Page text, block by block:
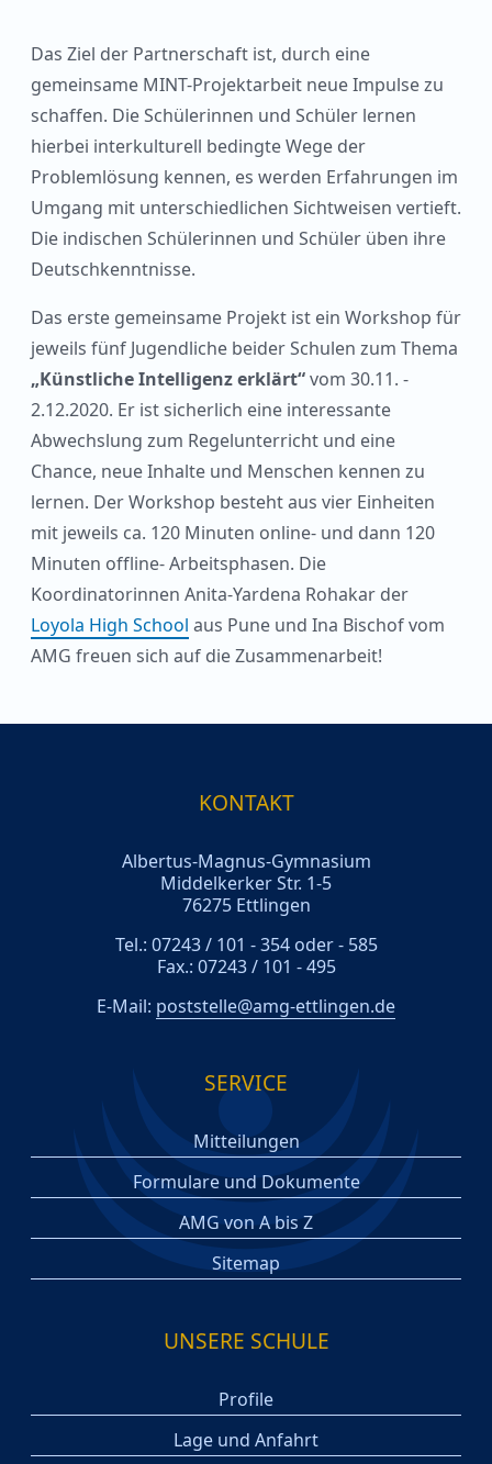
Das Ziel der Partnerschaft ist, durch eine
gemeinsame MINT-Projektarbeit neue Impulse zu
schaffen. Die Schülerinnen und Schüler lernen
hierbei interkulturell bedingte Wege der
Problemlösung kennen, es werden Erfahrungen im
Umgang mit unterschiedlichen Sichtweisen vertieft.
Die indischen Schülerinnen und Schüler üben ihre
Deutschkenntnisse.
Das erste gemeinsame Projekt ist ein Workshop für
jeweils fünf Jugendliche beider Schulen zum Thema
„Künstliche Intelligenz erklärt“vom 30.11. -
2.12.2020. Er ist sicherlich eine interessante
Abwechslung zum Regelunterricht und eine
Chance, neue Inhalte und Menschen kennen zu
lernen. Der Workshop besteht aus vier Einheiten
mit jeweils ca. 120 Minuten online- und dann 120
Minuten offline- Arbeitsphasen. Die
Koordinatorinnen Anita-Yardena Rohakar der
Loyola High School aus Pune und Ina Bischof vom
AMG freuen sich auf die Zusammenarbeit!
KONTAKT
Albertus-Magnus-Gymnasium
Middelkerker Str. 1-5
76275 Ettlingen
Tel.: 07243 / 101 - 354 oder - 585
Fax.: 07243 / 101 - 495
E-Mail: poststelle@amg-ettlingen.de
SERVICE
Mitteilungen
Formulare und Dokumente
AMG von A bis Z
Sitemap
UNSERE SCHULE
Profile
Lage und Anfahrt